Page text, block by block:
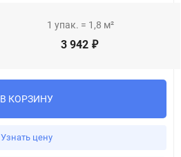
1 упак. = 1,8 м²
3 942 ₽
В КОРЗИНУ
Узнать цену